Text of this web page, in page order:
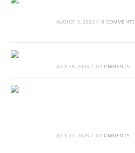
AUGUST 3, 2026 / 0 COMMENTS
JULY 29, 2026 / 0 COMMENTS
JULY 27, 2026 / 0 COMMENTS